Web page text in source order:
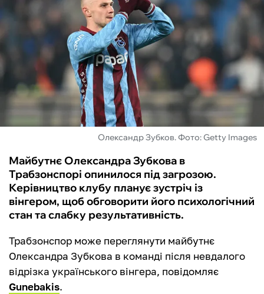
ЧС-2026
ФУТЗАЛ
ІНШІ
БУКМЕКЕРИ
Олександр Зубков. Фото: Getty Images
Майбутнє Олександра Зубкова в
Трабзонспорі опинилося під загрозою.
Керівництво клубу планує зустріч із
вінгером, щоб обговорити його психологічний
стан та слабку результативність.
Трабзонспор може переглянути майбутнє
Олександра Зубкова в команді після невдалого
відрізка українського вінгера, повідомляє
Gunebakis.